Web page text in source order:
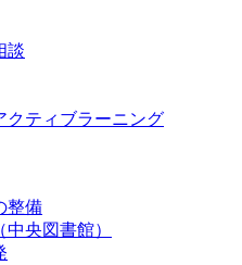
談
クティブラーニング
整備
央図書館）